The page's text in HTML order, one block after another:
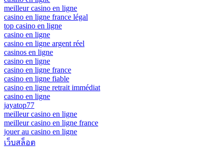
meilleur casino en ligne
casino en ligne france légal
top casino en ligne
casino en ligne
casino en ligne argent réel
casinos en ligne
casino en ligne
casino en ligne france
casino en ligne fiable
casino en ligne retrait immédiat
casino en ligne
jayatop77
meilleur casino en ligne
meilleur casino en ligne france
jouer au casino en ligne
เว็บสล็อต